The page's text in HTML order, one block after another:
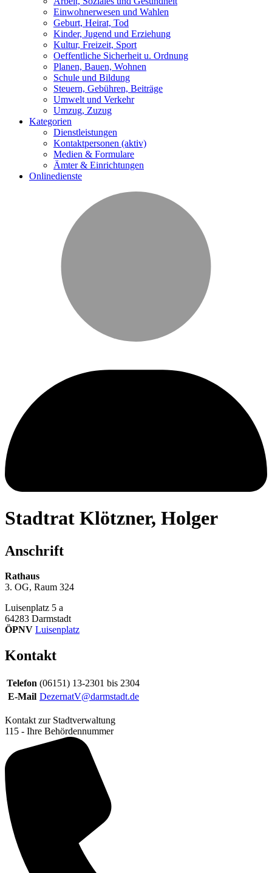
Einwohnerwesen und Wahlen
Geburt, Heirat, Tod
Kinder, Jugend und Erziehung
Kultur, Freizeit, Sport
Oeffentliche Sicherheit u. Ordnung
Planen, Bauen, Wohnen
Schule und Bildung
Steuern, Gebühren, Beiträge
Umwelt und Verkehr
Umzug, Zuzug
Kategorien
Dienstleistungen
Kontaktpersonen (aktiv)
Medien & Formulare
Ämter & Einrichtungen
Onlinedienste
Stadtrat Klötzner, Holger
Anschrift
Rathaus
3. OG, Raum 324
Luisenplatz 5 a
64283 Darmstadt
ÖPNV Luisenplatz
Kontakt
Telefon (06151) 13-2301 bis 2304
E-Mail DezernatV@darmstadt.de
Kontakt zur Stadtverwaltung
115 - Ihre Behördennummer